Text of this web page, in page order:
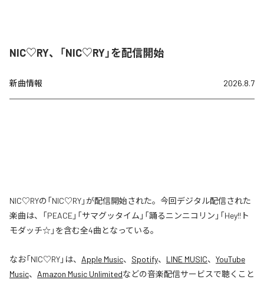
NIC♡RY、「NIC♡RY」を配信開始
新曲情報 2026.8.7
NIC♡RYの「NIC♡RY」が配信開始された。今回デジタル配信された
楽曲は、「PEACE」「サマグッタイム」「踊るニンニコリン」「Hey!!ト
モダッチ☆」を含む全4曲となっている。
なお「NIC♡RY」は、 Apple Music、 Spotify、 LINE MUSIC、 YouTube
Music、 Amazon Music Unlimitedなどの音楽配信サービスで聴くこと